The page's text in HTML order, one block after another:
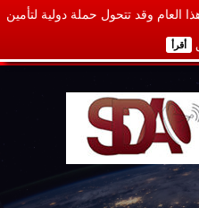
العام وقد تتحول حملة دولية لتأمين
أقرأ